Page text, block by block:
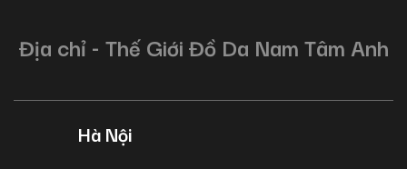
Địa chỉ - Thế Giới Đồ Da Nam Tâm Anh
Hà Nội